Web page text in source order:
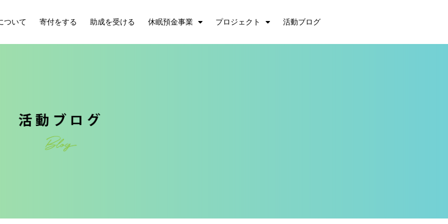
ついて 寄付をする 助成を受ける 休眠預金事業 プロジェクト 活動ブログ